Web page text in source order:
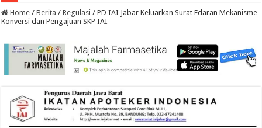
Home / Berita / Regulasi / PD IAI Jabar Keluarkan Surat Edaran Mekanisme
Konversi dan Pengajuan SKP IAI